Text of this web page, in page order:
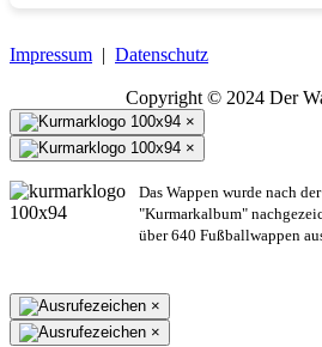
Impressum | Datenschutz
Copyright © 2024 Der
×
×
Das Wappen wurde nach
"Kurmarkalbum"
über 640 Fußballwappen
×
×